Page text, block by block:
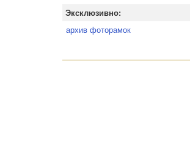
Эксклюзивно:
архив фоторамок